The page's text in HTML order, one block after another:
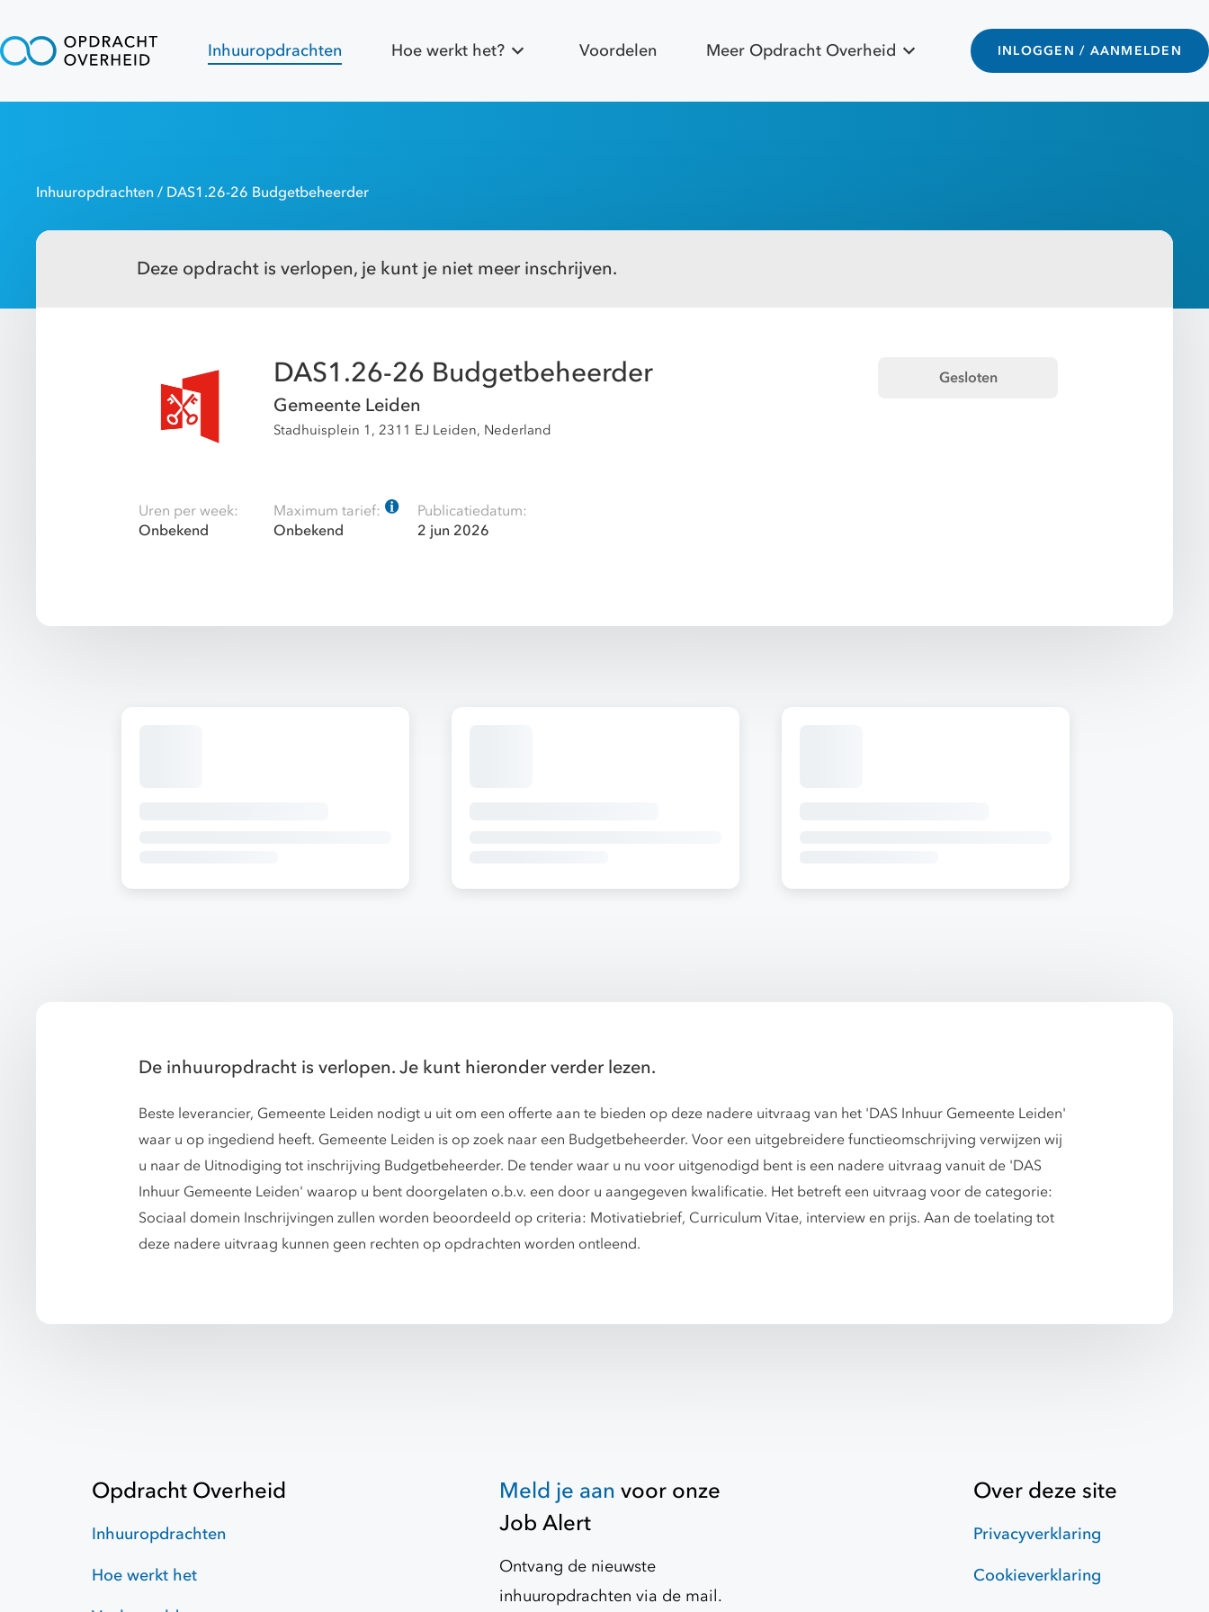
Inhuuropdrachten Hoe werkt het? Voordelen Meer Opdracht Overheid INLOGGEN / AANMELDEN
Inhuuropdrachten / DAS1.26-26 Budgetbeheerder
Deze opdracht is verlopen, je kunt je niet meer inschrijven.
DAS1.26-26 Budgetbeheerder
Gemeente Leiden
Stadhuisplein 1, 2311 EJ Leiden, Nederland
Gesloten
Uren per week:
Onbekend
Maximum tarief:
Onbekend
Publicatiedatum:
2 jun 2026
De inhuuropdracht is verlopen. Je kunt hieronder verder lezen.
Beste leverancier, Gemeente Leiden nodigt u uit om een offerte aan te bieden op deze nadere uitvraag van het 'DAS Inhuur Gemeente Leiden'
waar u op ingediend heeft. Gemeente Leiden is op zoek naar een Budgetbeheerder. Voor een uitgebreidere functieomschrijving verwijzen wij
u naar de Uitnodiging tot inschrijving Budgetbeheerder. De tender waar u nu voor uitgenodigd bent is een nadere uitvraag vanuit de 'DAS
Inhuur Gemeente Leiden' waarop u bent doorgelaten o.b.v. een door u aangegeven kwalificatie. Het betreft een uitvraag voor de categorie:
Sociaal domein Inschrijvingen zullen worden beoordeeld op criteria: Motivatiebrief, Curriculum Vitae, interview en prijs. Aan de toelating tot
deze nadere uitvraag kunnen geen rechten op opdrachten worden ontleend.
Opdracht Overheid
Inhuuropdrachten
Hoe werkt het
Meld je aan voor onze
Job Alert
Ontvang de nieuwste
inhuuropdrachten via de mail.
Over deze site
Privacyverklaring
Cookieverklaring